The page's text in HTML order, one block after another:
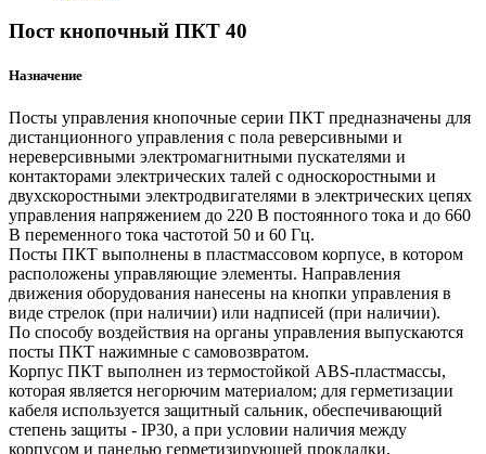
Пост кнопочный ПКТ 40
Назначение
Посты управления кнопочные серии ПКТ предназначены для
дистанционного управления с пола реверсивными и
нереверсивными электромагнитными пускателями и
контакторами электрических талей с односкоростными и
двухскоростными электродвигателями в электрических цепях
управления напряжением до 220 В постоянного тока и до 660
В переменного тока частотой 50 и 60 Гц.
Посты ПКТ выполнены в пластмассовом корпусе, в котором
расположены управляющие элементы. Направления
движения оборудования нанесены на кнопки управления в
виде стрелок (при наличии) или надписей (при наличии).
По способу воздействия на органы управления выпускаются
посты ПКТ нажимные c самовозвратом.
Корпус ПКТ выполнен из термостойкой ABS-пластмассы,
которая является негорючим материалом; для герметизации
кабеля используется защитный сальник, обеспечивающий
степень защиты - IP30, а при условии наличия между
корпусом и панелью герметизирующей прокладки,